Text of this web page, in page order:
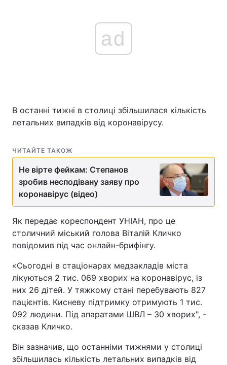
ad
В останні тижні в столиці збільшилася кількість
летальних випадків від коронавірусу.
ЧИТАЙТЕ ТАКОЖ
Не вірте фейкам: Степанов
зробив несподівану заяву про
коронавірус (відео)
Як передає кореспондент УНІАН, про це
столичний міський голова Віталій Кличко
повідомив під час онлайн-брифінгу.
«Сьогодні в стаціонарах медзакладів міста
лікуються 2 тис. 069 хворих на коронавірус, із
них 26 дітей. У тяжкому стані перебувають 827
пацієнтів. Кисневу підтримку отримують 1 тис.
092 людини. Під апаратами ШВЛ – 30 хворих", -
сказав Кличко.
Він зазначив, що останніми тижнями у столиці
збільшилась кількість летальних випадків від